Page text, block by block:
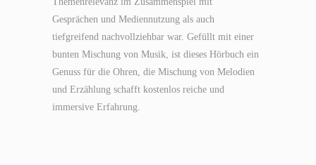
Gesprächen und Mediennutzung als auch
tiefgreifend nachvollziehbar war. Gefüllt mit einer
bunten Mischung von Musik, ist dieses Hörbuch ein
Genuss für die Ohren, die Mischung von Melodien
und Erzählung schafft kostenlos reiche und
immersive Erfahrung.